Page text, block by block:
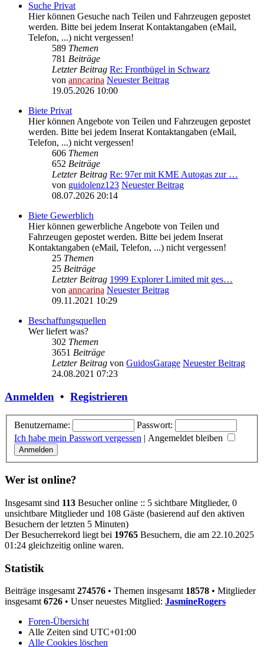
Suche Privat
Hier können Gesuche nach Teilen und Fahrzeugen gepostet
werden. Bitte bei jedem Inserat Kontaktangaben (eMail,
Telefon, ...) nicht vergessen!
589 Themen
781 Beiträge
Letzter Beitrag Re: Frontbügel in Schwarz
von anncarina Neuester Beitrag
19.05.2026 10:00
Biete Privat
Hier können Angebote von Teilen und Fahrzeugen gepostet
werden. Bitte bei jedem Inserat Kontaktangaben (eMail,
Telefon, ...) nicht vergessen!
606 Themen
652 Beiträge
Letzter Beitrag Re: 97er mit KME Autogas zur …
von guidolenz123 Neuester Beitrag
08.07.2026 20:14
Biete Gewerblich
Hier können gewerbliche Angebote von Teilen und
Fahrzeugen gepostet werden. Bitte bei jedem Inserat
Kontaktangaben (eMail, Telefon, ...) nicht vergessen!
25 Themen
25 Beiträge
Letzter Beitrag 1999 Explorer Limited mit ges…
von anncarina Neuester Beitrag
09.11.2021 10:29
Beschaffungsquellen
Wer liefert was?
302 Themen
3651 Beiträge
Letzter Beitrag von GuidosGarage Neuester Beitrag
24.08.2021 07:23
Anmelden • Registrieren
Benutzername:
Passwort:
Ich habe mein Passwort vergessen | Angemeldet bleiben
Wer ist online?
Insgesamt sind 113 Besucher online :: 5 sichtbare Mitglieder, 0
unsichtbare Mitglieder und 108 Gäste (basierend auf den aktiven
Besuchern der letzten 5 Minuten)
Der Besucherrekord liegt bei 19765 Besuchern, die am 22.10.2025
01:24 gleichzeitig online waren.
Statistik
Beiträge insgesamt 274576 • Themen insgesamt 18578 • Mitglieder
insgesamt 6726 • Unser neuestes Mitglied: JasmineRogers
Foren-Übersicht
Alle Zeiten sind UTC+01:00
Alle Cookies löschen